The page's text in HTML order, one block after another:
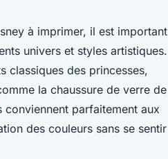
à imprimer, il est important
univers et styles artistiques.
classiques des princesses,
la chaussure de verre de
conviennent parfaitement aux
des couleurs sans se sentir